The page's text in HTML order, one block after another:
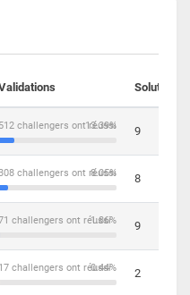
Solutions
13.39%
512 challengers ont réussi 9
8.05%
challengers ont réussi 8
1.86%
challengers ont réussi 9
0.44%
17 challengers ont réussi 2